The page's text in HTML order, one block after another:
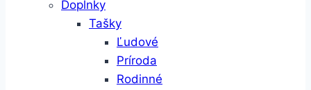
Doplnky
Tašky
Ľudové
Príroda
Rodinné